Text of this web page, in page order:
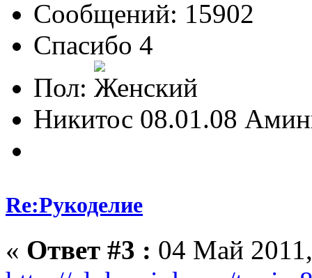
Сообщений: 15902
Спасибо 4
Пол:
Никитос 08.01.08
Re:Рукоделие
« Ответ #3 : 04 Май